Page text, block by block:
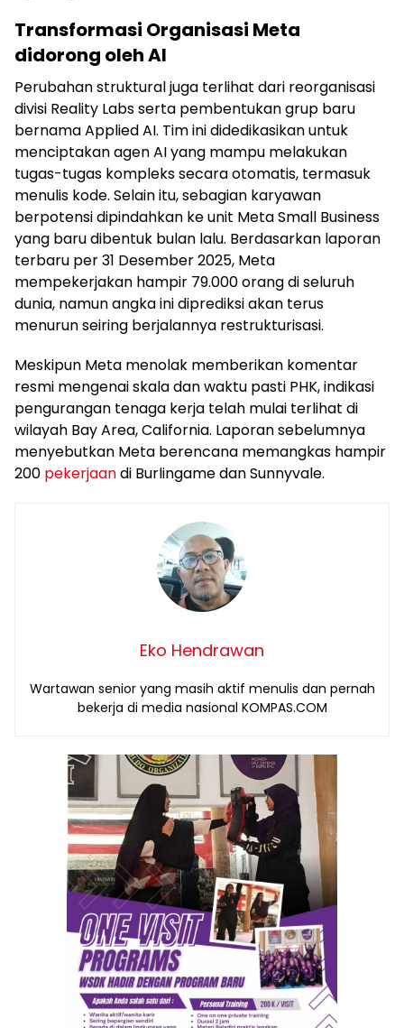
Transformasi Organisasi Meta
didorong oleh AI
Perubahan struktural juga terlihat dari reorganisasi
divisi Reality Labs serta pembentukan grup baru
bernama Applied AI. Tim ini didedikasikan untuk
menciptakan agen AI yang mampu melakukan
tugas-tugas kompleks secara otomatis, termasuk
menulis kode. Selain itu, sebagian karyawan
berpotensi dipindahkan ke unit Meta Small Business
yang baru dibentuk bulan lalu. Berdasarkan laporan
terbaru per 31 Desember 2025, Meta
mempekerjakan hampir 79.000 orang di seluruh
dunia, namun angka ini diprediksi akan terus
menurun seiring berjalannya restrukturisasi.
Meskipun Meta menolak memberikan komentar
resmi mengenai skala dan waktu pasti PHK, indikasi
pengurangan tenaga kerja telah mulai terlihat di
wilayah Bay Area, California. Laporan sebelumnya
menyebutkan Meta berencana memangkas hampir
200 pekerjaandi Burlingame dan Sunnyvale.
Eko Hendrawan
Wartawan senior yang masih aktif menulis dan pernah
bekerja di media nasional KOMPAS.COM